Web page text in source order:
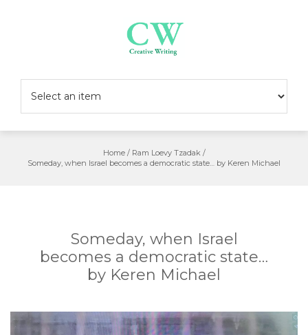
Home/ Ram Loevy Tzadak/
Someday, when Israel becomes a democratic state… by Keren Michael
Someday, when Israel
becomes a democratic state…
by Keren Michael